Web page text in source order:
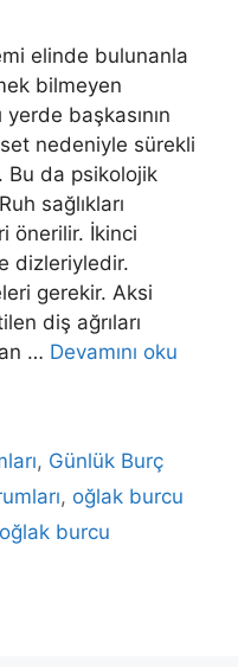
elinde bulunanla
bilmeyen
başkasının
nedeniyle sürekli
Bu da psikolojik
sağlıkları
önerilir. İkinci
dizleriyledir.
gerekir. Aksi
diş ağrıları
… Devamını oku
, Günlük Burç
, oğlak burcu
oğlak burcu